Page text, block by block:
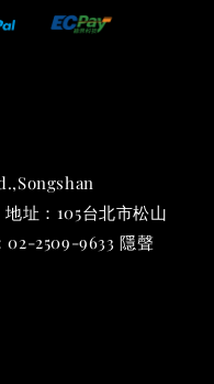
+
址：105台北市松山
02-2509-9633 隱聲